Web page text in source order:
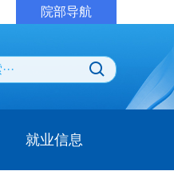
院部导航
就业信息